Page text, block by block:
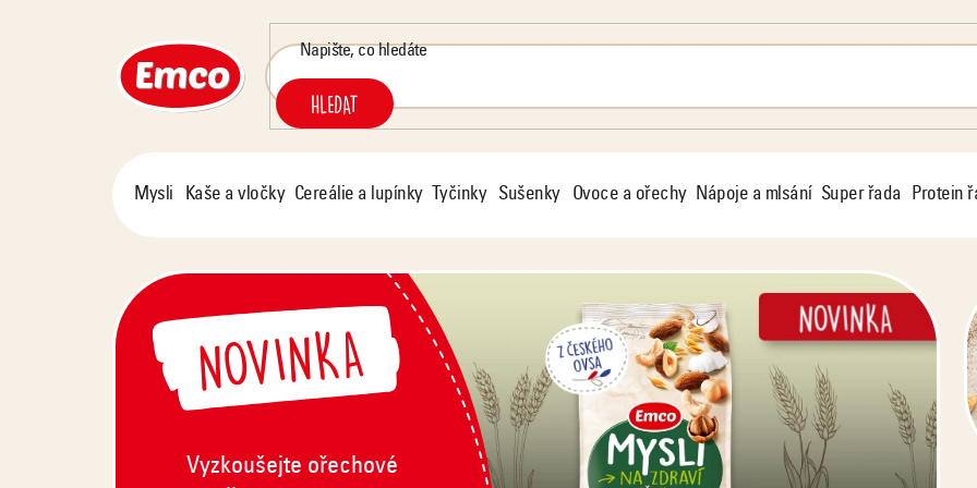
HLEDAT
Mysli Kaše a vločky Cereálie a lupínky Tyčinky Sušenky Ovoce a ořechy Nápoje a mlsání Super řada Protein
NOVINKA
Vyzkoušejte ořechové